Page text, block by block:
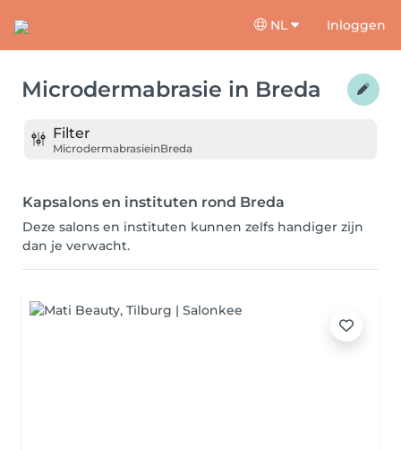
NL Inloggen
Microdermabrasie in Breda
Filter
MicrodermabrasieinBreda
Kapsalons en instituten rond Breda
Deze salons en instituten kunnen zelfs handiger zijn
dan je verwacht.